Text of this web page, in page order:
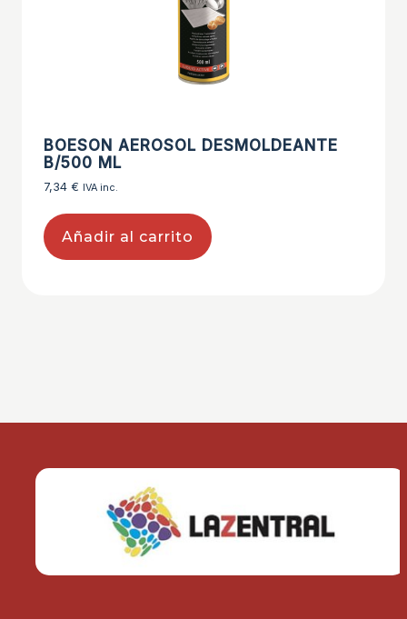
BOESON AEROSOL DESMOLDEANTE
B/500 ML
7,34 € IVA inc.
Añadir al carrito